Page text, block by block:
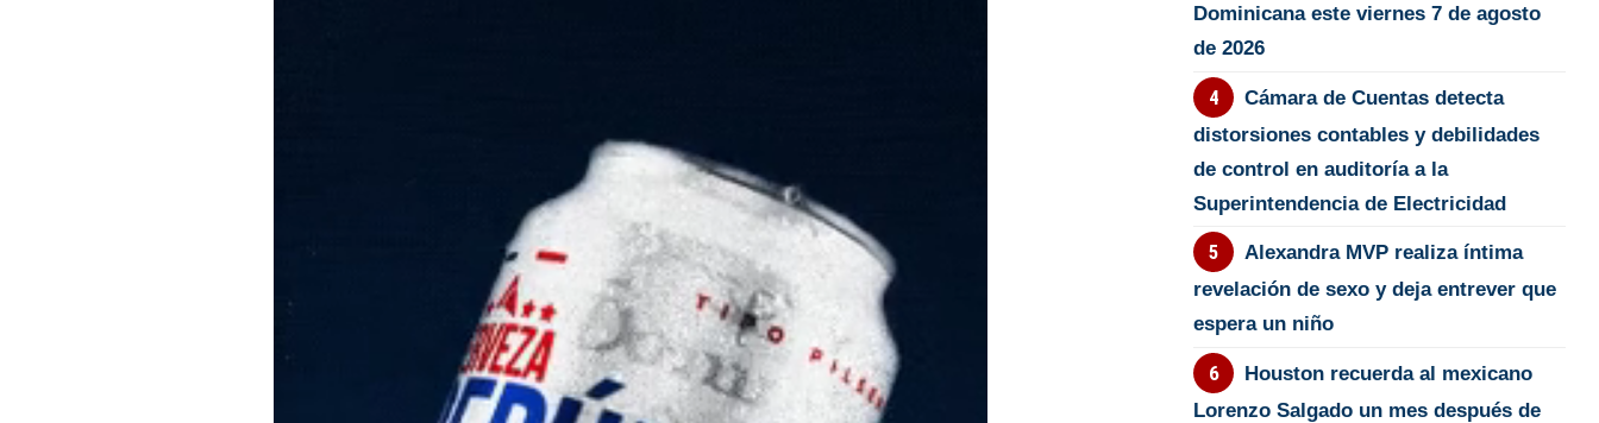
Dominicana este viernes 7 de agosto
de 2026
Cámara de Cuentas detecta
distorsiones contables y debilidades
de control en auditoría a la
Superintendencia de Electricidad
Alexandra MVP realiza íntima
revelación de sexo y deja entrever que
espera un niño
Houston recuerda al mexicano
Lorenzo Salgado un mes después de